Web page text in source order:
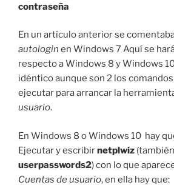
contraseña
En un artículo anterior se
autologin en Windows 7 Aquí se
respecto a Windows 8 y Windows
idéntico aunque son 2 los
ejecutar para arrancar la
usuario.
En Windows 8 o Windows 10 hay
Ejecutar y escribirnetplwiz
userpasswords2) con lo que
Cuentas de usuario, en ella hay que: